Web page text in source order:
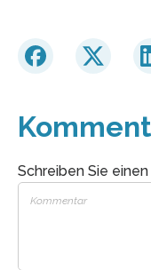
Schreiben Sie